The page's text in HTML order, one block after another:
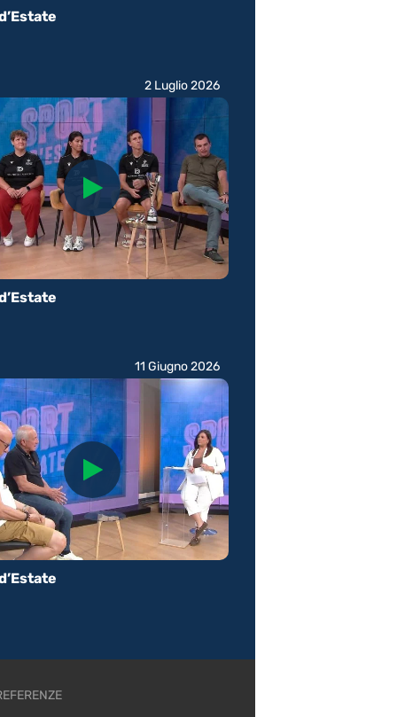
2 Luglio 2026
11 Giugno 2026